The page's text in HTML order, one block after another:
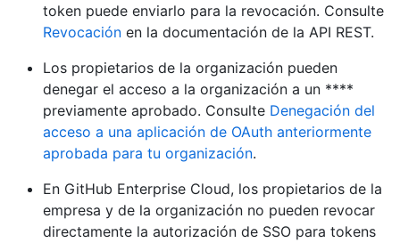
token puede enviarlo para la revocación. Consulte
Revocación en la documentación de la API REST.
Los propietarios de la organización pueden
denegar el acceso a la organización a un ****
previamente aprobado. Consulte Denegación del
acceso a una aplicación de OAuth anteriormente
aprobada para tu organización.
En GitHub Enterprise Cloud, los propietarios de la
empresa y de la organización no pueden revocar
directamente la autorización de SSO para tokens